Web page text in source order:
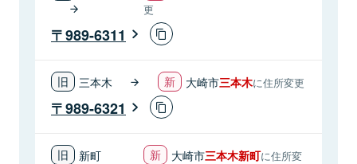
更
989-6311
三本木 大崎市三本木に住所変更
989-6321
新町 大崎市三本木新町に住所変